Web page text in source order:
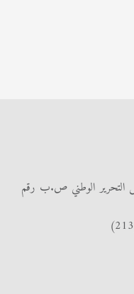
الوطني ص.ب رقم